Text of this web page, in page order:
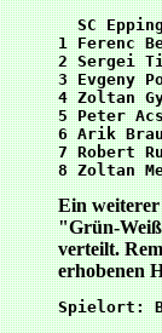
SC
1 Ferenc
2 Sergei
3 Evgeny
4 Zoltan
5 Peter
6 Arik
7 Robert
Ein weiterer
"Grün-
verteilt.
erhobenen
Spielort: